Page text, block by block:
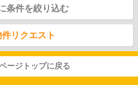
条件を絞り込む
件リクエスト
ージトップに戻る